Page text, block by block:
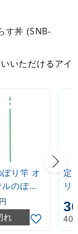
す丼 (SNB-
いただけるアイ
り竿 オ
のぼり
1.6～3m
緑
円
れ
定
リ
ポ
伸
403